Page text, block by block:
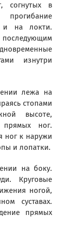
согнутых в
и на локти.
последующим
изнутри
лежа на
стопами
высоте,
прямых ног.
ног к наружи
и лопатки.
на боку.
Круговые
ногой,
суставах.
прямых